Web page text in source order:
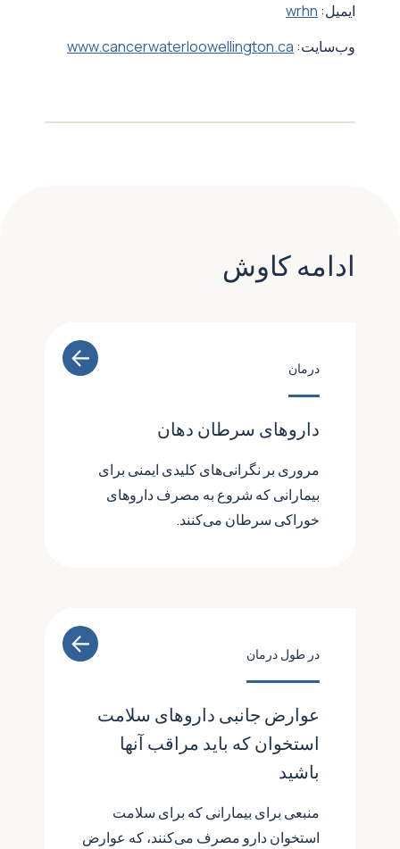
ایمیل: wrhn
وب‌سایت: www.cancerwaterloowellington.ca
ادامه کاوش
درمان
داروهای سرطان دهان
مروری بر نگرانی‌های کلیدی ایمنی برای
بیمارانی که شروع به مصرف داروهای
خوراکی سرطان می‌کنند.
در طول درمان
عوارض جانبی داروهای سلامت
استخوان که باید مراقب آنها
باشید
منبعی برای بیمارانی که برای سلامت
استخوان دارو مصرف می‌کنند، که عوارض